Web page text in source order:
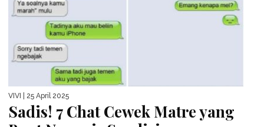
VIVI | 25 April 2025
Sadis! 7 Chat Cewek Matre yang